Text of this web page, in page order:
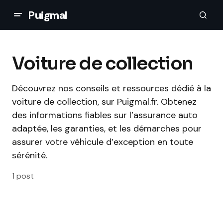
Puigmal
Voiture de collection
Découvrez nos conseils et ressources dédié à la
voiture de collection, sur Puigmal.fr. Obtenez
des informations fiables sur l’assurance auto
adaptée, les garanties, et les démarches pour
assurer votre véhicule d’exception en toute
sérénité.
1 post